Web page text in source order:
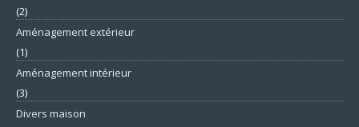
(2)
Aménagement extérieur
(1)
Aménagement intérieur
(3)
Divers maison